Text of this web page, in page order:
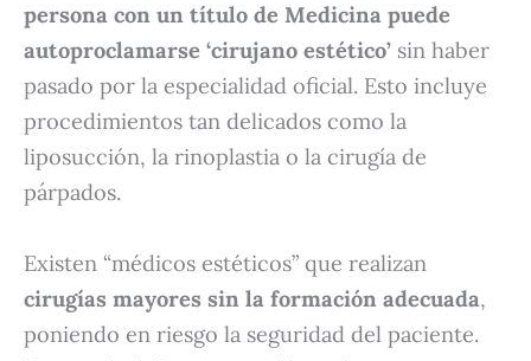
persona con un título de Medicina puede
autoproclamarse ‘cirujano estético’ sin haber
pasado por la especialidad oficial. Esto incluye
procedimientos tan delicados como la
liposucción, la rinoplastia o la cirugía de
párpados.
Existen “médicos estéticos” que realizan
cirugías mayores sin la formación adecuada,
poniendo en riesgo la seguridad del paciente.